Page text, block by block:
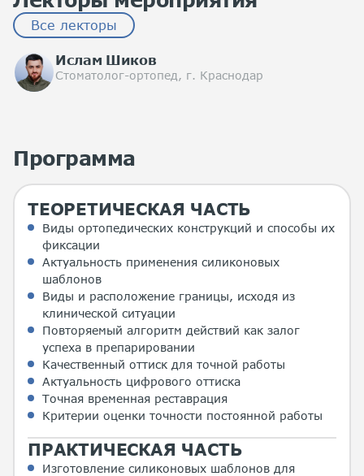
Все лекторы
Ислам Шиков
Стоматолог-ортопед, г. Краснодар
Программа
ТЕОРЕТИЧЕСКАЯ ЧАСТЬ
Виды ортопедических конструкций и способы их
фиксации
Актуальность применения силиконовых
шаблонов
Виды и расположение границы, исходя из
клинической ситуации
Повторяемый алгоритм действий как залог
успеха в препарировании
Качественный оттиск для точной работы
Актуальность цифрового оттиска
Точная временная реставрация
Критерии оценки точности постоянной работы
ПРАКТИЧЕСКАЯ ЧАСТЬ
Изготовление силиконовых шаблонов для